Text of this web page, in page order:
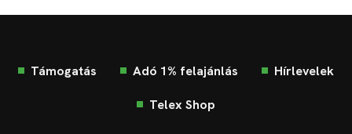
Támogatás Adó 1% felajánlás Hírlevelek
Telex Shop